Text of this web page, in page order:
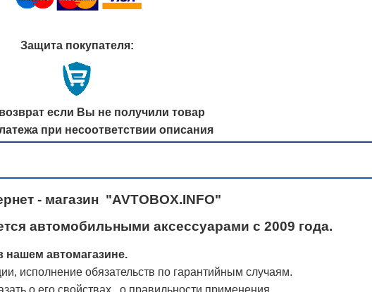
Защита покупателя:
если Вы не получили товар
при несоответствии описания
- магазин "AVTOBOX.INFO"
автомобильными аксессуарами с 2009 года.
нашем автомагазине.
исполнение обязательств по гарантийным случаям.